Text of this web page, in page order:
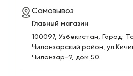
Самовывоз
Главный магазин
100097, Узбекистан, Город:
Чиланзарский pайон,
Чиланзар-9, дом 50.